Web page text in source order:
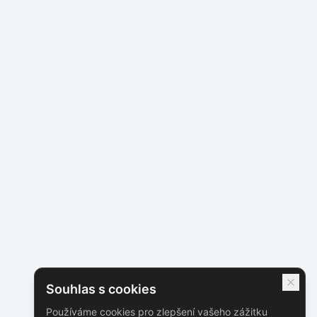
Souhlas s cookies
Používáme cookies pro zlepšení vašeho zážitku